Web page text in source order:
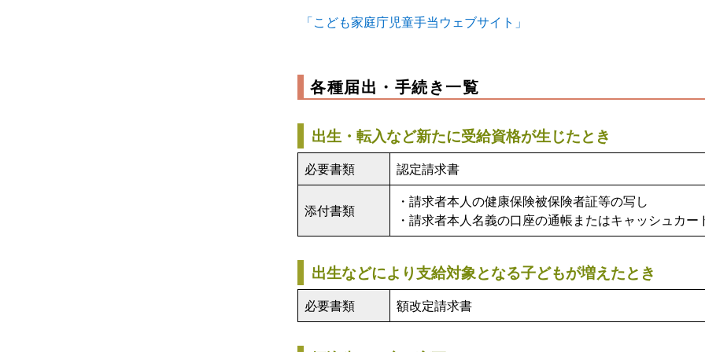
「こども家庭庁児童手当ウェブサイト」
各種届出・手続き一覧
出生・転入など新たに受給資格が生じたとき
必要書類 認定請求書
添付書類
・請求者本人の健康保険被保険者証等の写し
・請求者本人名義の口座の通帳またはキャッシュカー
出生などにより支給対象となる子どもが増えたとき
必要書類 額改定請求書